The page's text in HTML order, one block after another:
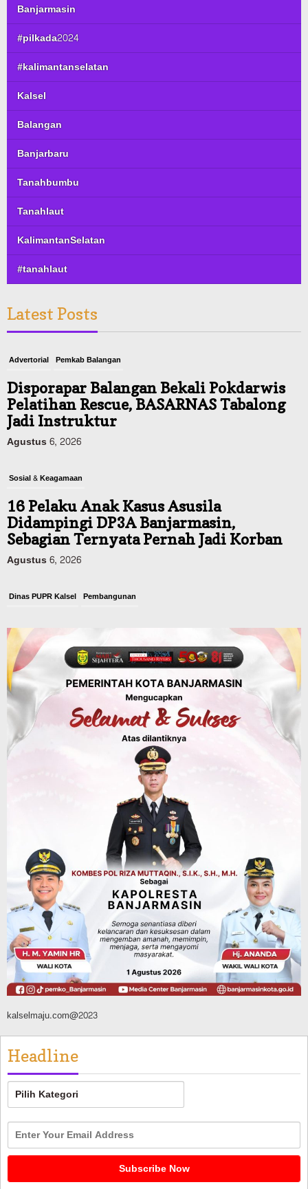
Banjarmasin
#pilkada2024
#kalimantanselatan
Kalsel
Balangan
Banjarbaru
Tanahbumbu
Tanahlaut
KalimantanSelatan
#tanahlaut
Latest Posts
Advertorial Pemkab Balangan
Disporapar Balangan Bekali Pokdarwis
Pelatihan Rescue, BASARNAS Tabalong
Jadi Instruktur
Agustus 6, 2026
Sosial & Keagamaan
16 Pelaku Anak Kasus Asusila
Didampingi DP3A Banjarmasin,
Sebagian Ternyata Pernah Jadi Korban
Agustus 6, 2026
Dinas PUPR Kalsel Pembangunan
Pemerintah Janji Tingkatkan Fasilitas
Keselamatan Jalan Alternatif
Banjarbaru–Batulicin
Agustus 6, 2026
Dinas Kehutanan Kalsel
Tahura Sultan Adam Sempat Alami
Kebakaran Lahan, Api Berhasil
Dipadamkan, Kadishut Kalsel
Memimpin Langsung Aksi di Lapangan
Advertorial Pemkab Balangan
Silaturahmi ke DPRD Balangan, Kapolres
AKBP Arif Mansyur Perkuat Koordinasi
Keamanan Daerah
Agustus 6, 2026
kalselmaju.com@2023
Headline
Headline